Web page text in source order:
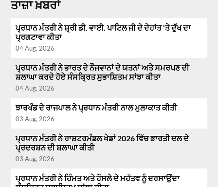
ਤਾਜ਼ਾ ਖ਼ਬਰਾਂ
ਪ੍ਰਧਾਨ ਮੰਤਰੀ ਨੇ ਸ਼੍ਰੀ ਡੀ. ਵਾਈ. ਪਾਟਿਲ ਜੀ ਦੇ ਦੇਹਾਂਤ ‘ਤੇ ਦੁੱਖ ਦਾ
ਪ੍ਰਗਟਾਵਾ ਕੀਤਾ
04 Aug, 2026
ਪ੍ਰਧਾਨ ਮੰਤਰੀ ਨੇ ਭਾਰਤ ਦੇ ਨੌਜਵਾਨਾਂ ਦੇ ਯਤਨਾਂ ਅਤੇ ਸਮਰਪਣ ਦੀ
ਸ਼ਲਾਘਾ ਕਰਦੇ ਹੋਏ ਸੰਸਕ੍ਰਿਤ ਸੁਭਾਸ਼ਿਤਮ ਸਾਂਝਾ ਕੀਤਾ
04 Aug, 2026
ਝਾਰਖੰਡ ਦੇ ਰਾਜਪਾਲ ਨੇ ਪ੍ਰਧਾਨ ਮੰਤਰੀ ਨਾਲ ਮੁਲਾਕਾਤ ਕੀਤੀ
03 Aug, 2026
ਪ੍ਰਧਾਨ ਮੰਤਰੀ ਨੇ ਰਾਸ਼ਟਰਮੰਡਲ ਖੇਡਾਂ 2026 ਵਿੱਚ ਭਾਰਤੀ ਦਲ ਦੇ
ਪ੍ਰਦਰਸ਼ਨ ਦੀ ਸ਼ਲਾਘਾ ਕੀਤੀ
03 Aug, 2026
ਪ੍ਰਧਾਨ ਮੰਤਰੀ ਨੇ ਹਿੰਮਤ ਅਤੇ ਹੌਸਲੇ ਦੇ ਮਹੱਤਵ ਨੂੰ ਦਰਸਾਉਂਦਾ